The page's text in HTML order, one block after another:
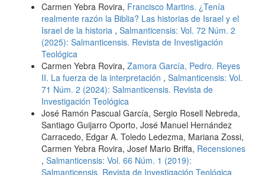
Carmen Yebra Rovira, Francisco Martins. ¿Tenía
realmente razón la Biblia? Las historias de Israel y el
Israel de la historia , Salmanticensis: Vol. 72 Núm. 2
(2025): Salmanticensis. Revista de Investigación
Teológica
Carmen Yebra Rovira, Zamora García, Pedro. Reyes
II. La fuerza de la interpretación , Salmanticensis: Vol.
71 Núm. 2 (2024): Salmanticensis. Revista de
Investigación Teológica
José Ramón Pascual García, Sergio Rosell Nebreda,
Santiago Guijarro Oporto, José Manuel Hernández
Carracedo, Edgar A. Toledo Ledezma, Mariana Zossi,
Carmen Yebra Rovira, Josef Mario Briffa, Recensiones
, Salmanticensis: Vol. 66 Núm. 1 (2019):
Salmanticensis. Revista de Investigación Teológica